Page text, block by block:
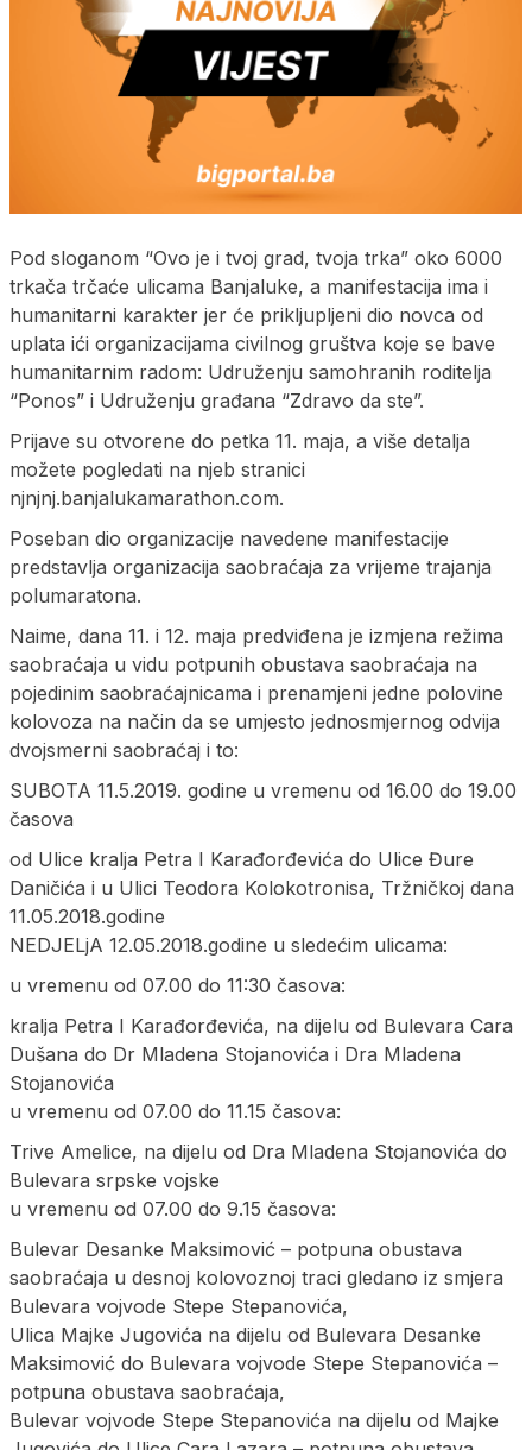
Pod sloganom “Ovo je i tvoj grad, tvoja trka” oko 6000
trkača trčaće ulicama Banjaluke, a manifestacija ima i
humanitarni karakter jer će prikljupljeni dio novca od
uplata ići organizacijama civilnog gruštva koje se bave
humanitarnim radom: Udruženju samohranih roditelja
“Ponos” i Udruženju građana “Zdravo da ste”.
Prijave su otvorene do petka 11. maja, a više detalja
možete pogledati na njeb stranici
njnjnj.banjalukamarathon.com.
Poseban dio organizacije navedene manifestacije
predstavlja organizacija saobraćaja za vrijeme trajanja
polumaratona.
Naime, dana 11. i 12. maja predviđena je izmjena režima
saobraćaja u vidu potpunih obustava saobraćaja na
pojedinim saobraćajnicama i prenamjeni jedne polovine
kolovoza na način da se umjesto jednosmjernog odvija
dvojsmerni saobraćaj i to:
SUBOTA 11.5.2019. godine u vremenu od 16.00 do 19.00
časova
od Ulice kralja Petra I Karađorđevića do Ulice Đure
Daničića i u Ulici Teodora Kolokotronisa, Tržničkoj dana
11.05.2018.godine
NEDJELjA 12.05.2018.godine u sledećim ulicama:
u vremenu od 07.00 do 11:30 časova:
kralja Petra I Karađorđevića, na dijelu od Bulevara Cara
Dušana do Dr Mladena Stojanovića i Dra Mladena
Stojanovića
u vremenu od 07.00 do 11.15 časova:
Trive Amelice, na dijelu od Dra Mladena Stojanovića do
Bulevara srpske vojske
u vremenu od 07.00 do 9.15 časova:
Bulevar Desanke Maksimović – potpuna obustava
saobraćaja u desnoj kolovoznoj traci gledano iz smjera
Bulevara vojvode Stepe Stepanovića,
Ulica Majke Jugovića na dijelu od Bulevara Desanke
Maksimović do Bulevara vojvode Stepe Stepanovića –
potpuna obustava saobraćaja,
Bulevar vojvode Stepe Stepanovića na dijelu od Majke